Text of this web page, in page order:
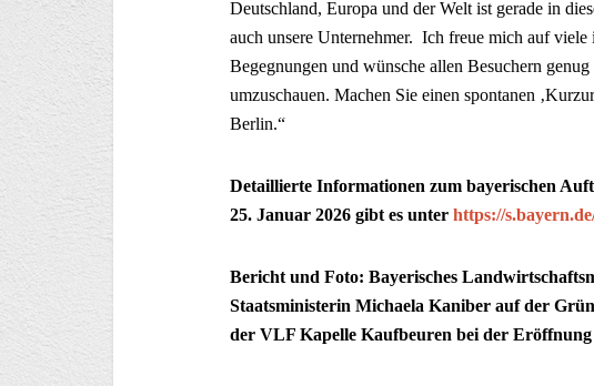
Deutschland, Europa und der Welt ist gerade in
auch unsere Unternehmer. Ich freue mich auf viele
Begegnungen und wünsche allen Besuchern
umzuschauen. Machen Sie einen spontanen
Berlin.“
Detaillierte Informationen zum bayerischen
25. Januar 2026 gibt es unter https://
Bericht und Foto: Bayerisches
Staatsministerin Michaela Kaniber auf der
der VLF Kapelle Kaufbeuren bei der